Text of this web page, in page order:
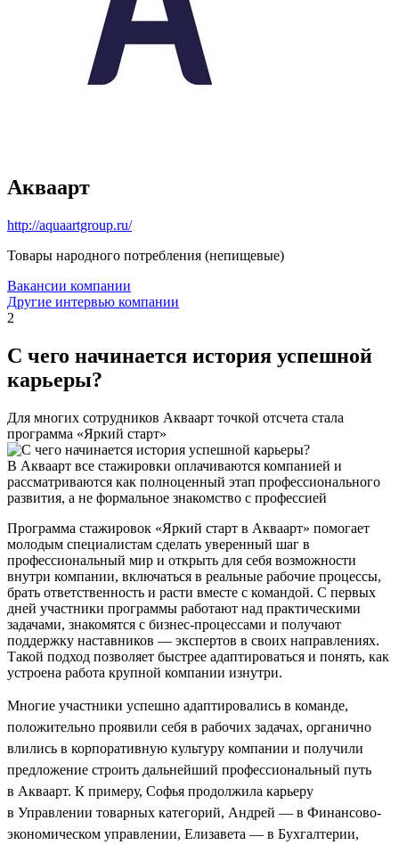
Акваарт
http://aquaartgroup.ru/
Товары народного потребления (непищевые)
Вакансии компании
Другие интервью компании
2
С чего начинается история успешной
карьеры?
Для многих сотрудников Акваарт точкой отсчета стала
программа «Яркий старт»
В Акваарт все стажировки оплачиваются компанией и
рассматриваются как полноценный этап профессионального
развития, а не формальное знакомство с профессией
Программа стажировок «Яркий старт в Акваарт» помогает
молодым специалистам сделать уверенный шаг в
профессиональный мир и открыть для себя возможности
внутри компании, включаться в реальные рабочие процессы,
брать ответственность и расти вместе с командой. С первых
дней участники программы работают над практическими
задачами, знакомятся с бизнес-процессами и получают
поддержку наставников — экспертов в своих направлениях.
Такой подход позволяет быстрее адаптироваться и понять, как
устроена работа крупной компании изнутри.
Многие участники успешно адаптировались в команде,
положительно проявили себя в рабочих задачах, органично
влились в корпоративную культуру компании и получили
предложение строить дальнейший профессиональный путь
в Акваарт. К примеру, Софья продолжила карьеру
в Управлении товарных категорий, Андрей — в Финансово-
экономическом управлении, Елизавета — в Бухгалтерии,